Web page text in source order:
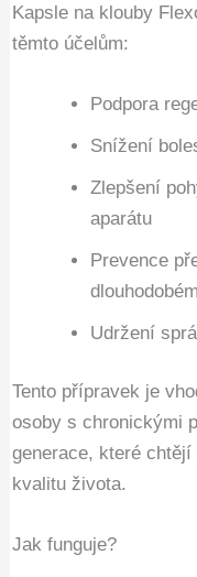
Kapsle na klouby
těmto účelům:
Podpora
Snížení
Zlepšení
aparátu
Prevence
Udržení
Tento přípravek je
osoby s chronickými
generace, které
kvalitu života.
Jak funguje?